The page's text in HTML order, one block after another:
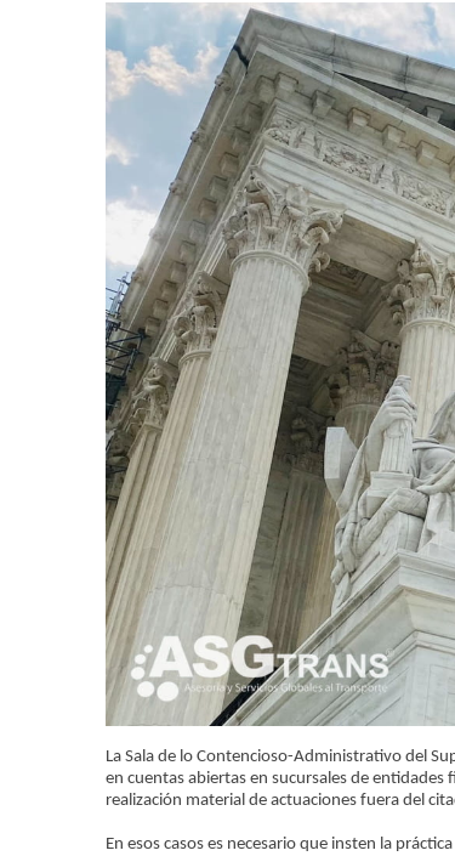
La Sala de lo Contencioso-Administrativo del
en cuentas abiertas en sucursales de
realización material de actuaciones fuera del
En esos casos es necesario que insten la